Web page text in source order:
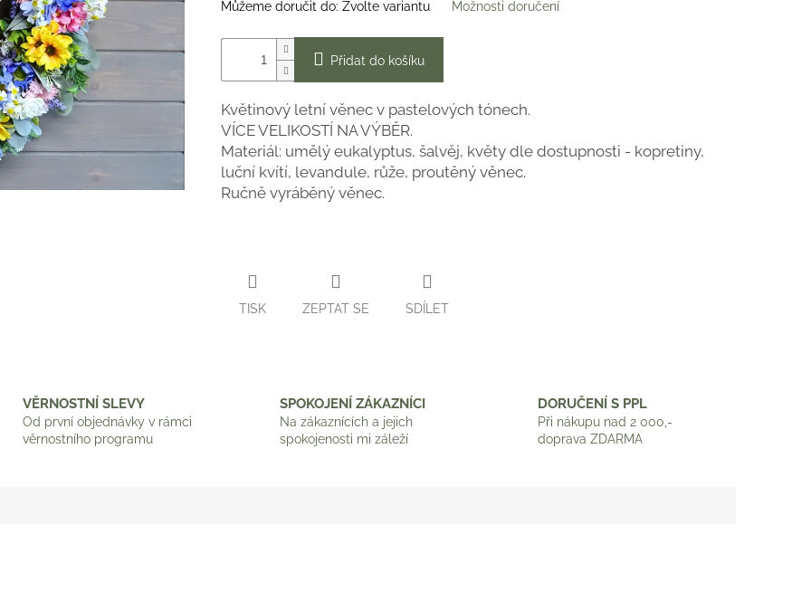
Můžeme doručit do: Zvolte variantu Možnosti doručení
Přidat do košíku
Květinový letní věnec v pastelových tónech.
VÍCE VELIKOSTÍ NA VÝBĚR.
Materiál: umělý eukalyptus, šalvěj, květy dle dostupnosti - kopretiny,
luční kvítí, levandule, růže, proutěný věnec.
Ručně vyráběný věnec.
TISK ZEPTAT SE SDÍLET
VĚRNOSTNÍ SLEVY
Od první objednávky v rámci
věrnostního programu
SPOKOJENÍ ZÁKAZNÍCI
Na zákaznících a jejich
spokojenosti mi záleží
DORUČENÍ S PPL
Při nákupu nad 2 000,-
doprava ZDARMA